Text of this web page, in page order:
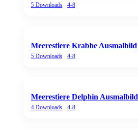
5 Downloads 4-8
Meerestiere Krabbe Ausmalbild
5 Downloads 4-8
Meerestiere Delphin Ausmalbild
4 Downloads 4-8